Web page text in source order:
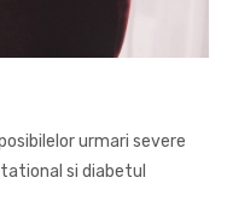
urmari severe
si diabetul